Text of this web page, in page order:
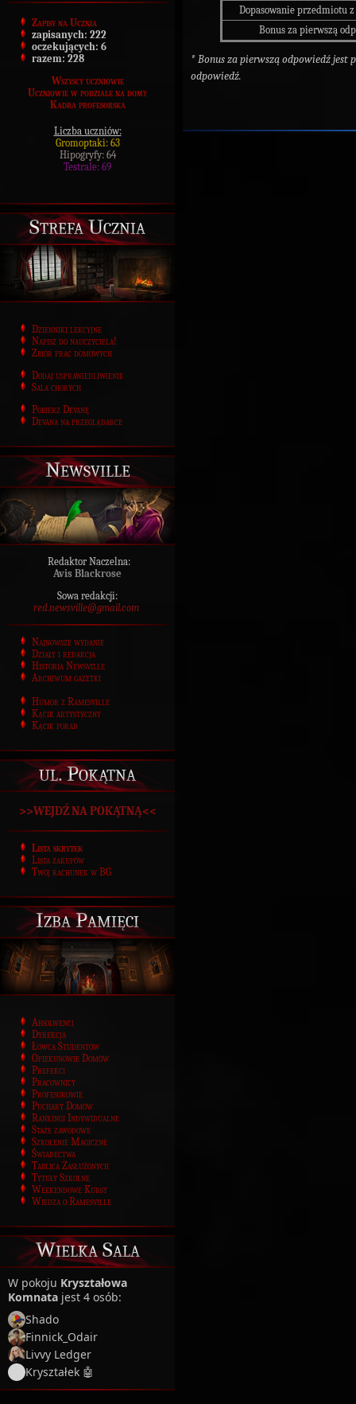
Zapisy na Ucznia
zapisanych: 222
oczekujących: 6
razem: 228
Wszyscy uczniowie
Uczniowie w podziale na domy
Kadra profesorska
Liczba uczniów:
Gromoptaki: 63
Hipogryfy: 64
Testrale: 69
Strefa Ucznia
Dzienniki lekcyjne
Napisz do nauczyciela!
Zbiór prac domowych
Dodaj usprawiedliwienie
Sala chorych
Pobierz Devanę
Devana na przeglądarce
Newsville
Redaktor Naczelna:
Avis Blackrose
Sowa redakcji:
red.newsville@gmail.com
Najnowsze wydanie
Działy i redakcja
Historia Newsville
Archiwum gazetki
Humor z Ramesville
Kącik artystyczny
Kącik porad
ul. Pokątna
>>WEJDŹ NA POKĄTNĄ<<
Lista skrytek
Lista zakupów
Twój rachunek w BG
Izba Pamięci
Absolwenci
Dyrekcja
Łowca Studentów
Opiekunowie Domów
Prefekci
Pracownicy
Profesorowie
Puchary Domów
Rankingi Indywidualne
Staże zawodowe
Szkolenie Magiczne
Świadectwa
Tablica Zasłużonych
Tytuły Szkolne
Weekendowe Kursy
Wiedza o Ramesville
Wielka Sala
W pokoju Kryształowa
Komnata jest 4 osób:
Shado
Finnick_Odair
Livvy Ledger
Kryształek 🤖
Dopasowanie przedmiotu
Bonus za pierwszą
* Bonus za pierwszą odpowiedź jest
odpowiedź.